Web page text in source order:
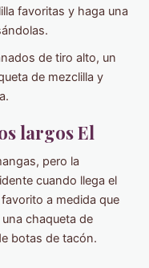
favoritas y haga una
de tiro alto, un
de mezclilla y
largos El
pero la
cuando llega el
a medida que
chaqueta de
botas de tacón.